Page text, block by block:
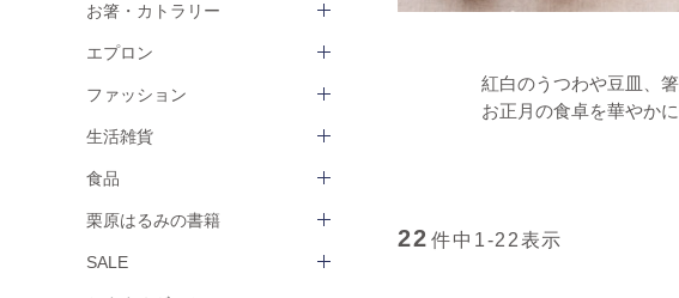
お箸・カトラリー
エプロン
ファッション
生活雑貨
食品
栗原はるみの書籍
SALE
紅白のうつわや豆皿、
お正月の食卓を華やか
22 件中 1-22表示